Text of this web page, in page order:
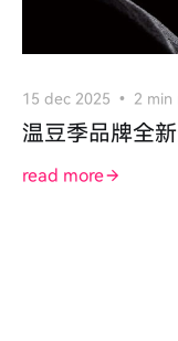
15 dec 2025 2 min
温豆季品牌全
read more